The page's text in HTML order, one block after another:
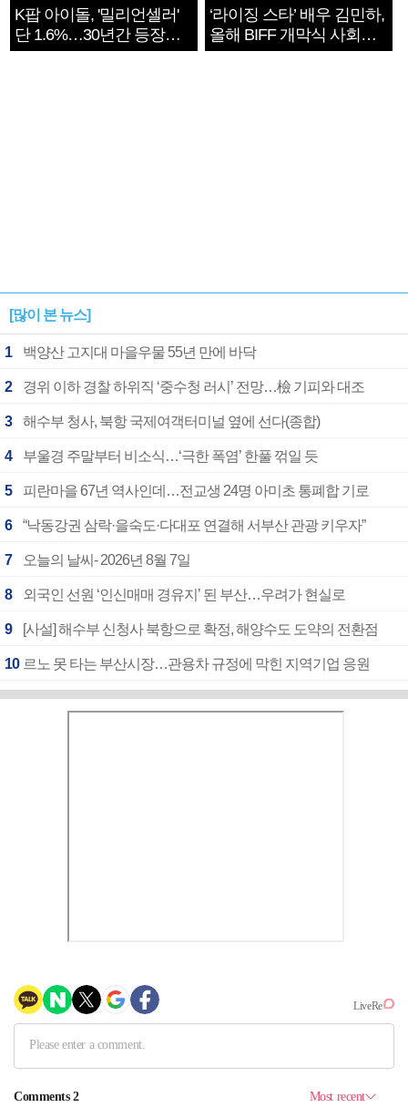
K팝 아이돌, '밀리언셀러'
단 1.6%…30년간 등장
1182개팀 전수조사
‘라이징 스타’ 배우 김민하,
올해 BIFF 개막식 사회자
확정
[많이 본 뉴스]
1 백양산 고지대 마을우물 55년 만에 바닥
2 경위 이하 경찰 하위직 ‘중수청 러시’ 전망…檢 기피와 대조
3 해수부 청사, 북항 국제여객터미널 옆에 선다(종합)
4 부울경 주말부터 비소식…‘극한 폭염’ 한풀 꺾일 듯
5 피란마을 67년 역사인데…전교생 24명 아미초 통폐합 기로
6 “낙동강권 삼락·을숙도·다대포 연결해 서부산 관광 키우자”
7 오늘의 날씨- 2026년 8월 7일
8 외국인 선원 ‘인신매매 경유지’ 된 부산…우려가 현실로
9 [사설] 해수부 신청사 북항으로 확정, 해양수도 도약의 전환점
10 르노 못 타는 부산시장…관용차 규정에 막힌 지역기업 응원